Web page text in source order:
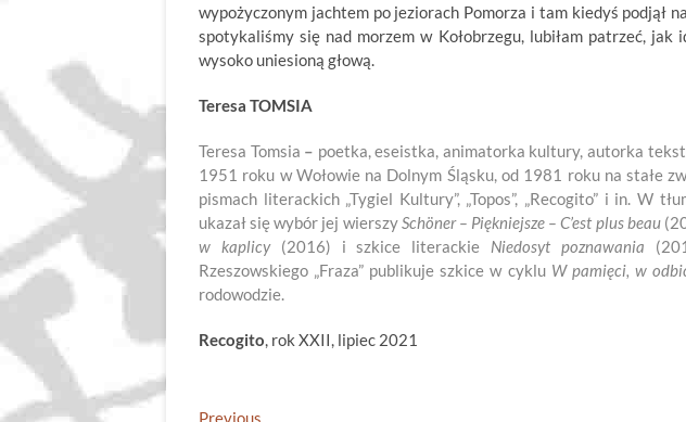
wypożyczonym jachtem po jeziorach Pomorza i tam kiedyś podjął
spotykaliśmy się nad morzem w Kołobrzegu, lubiłam patrzeć, jak
wysoko uniesioną głową.
Teresa TOMSIA
Teresa Tomsia – poetka, eseistka, animatorka kultury, autorka
1951 roku w Wołowie na Dolnym Śląsku, od 1981 roku na stałe
pismach literackich „Tygiel Kultury”, „Topos”, „Recogito” i in. W
ukazał się wybór jej wierszySchöner – Piękniejsze – C’est plus beau
w kaplicy(2016) i szkice literackie Niedosyt poznawania
Rzeszowskiego „Fraza” publikuje szkice w cyklu W pamięci, w
rodowodzie.
Recogito, rok XXII, lipiec 2021
Previous